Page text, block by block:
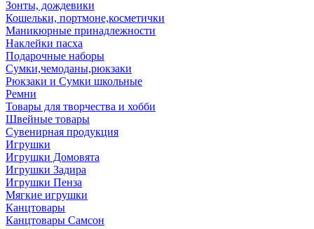
Зонты, дождевики
Кошельки, портмоне,косметички
Маникюрные принадлежности
Наклейки пасха
Подарочные наборы
Сумки,чемоданы,рюкзаки
Рюкзаки и Сумки школьные
Ремни
Товары для творчества и хобби
Швейные товары
Сувенирная продукция
Игрушки
Игрушки Домовята
Игрушки Задира
Игрушки Пенза
Мягкие игрушки
Канцтовары
Канцтовары Самсон